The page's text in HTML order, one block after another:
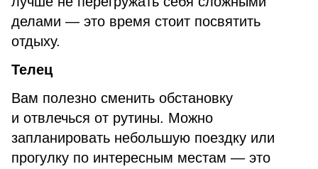
делами — это время стоит посвятить
отдыху.
Телец
Вам полезно сменить обстановку
и отвлечься от рутины. Можно
запланировать небольшую поездку или
прогулку по интересным местам — это